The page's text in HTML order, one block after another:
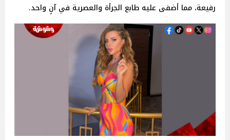
رفيعة، مما أضفى عليه طابع الجرأة والعصرية في آنٍ واحد.